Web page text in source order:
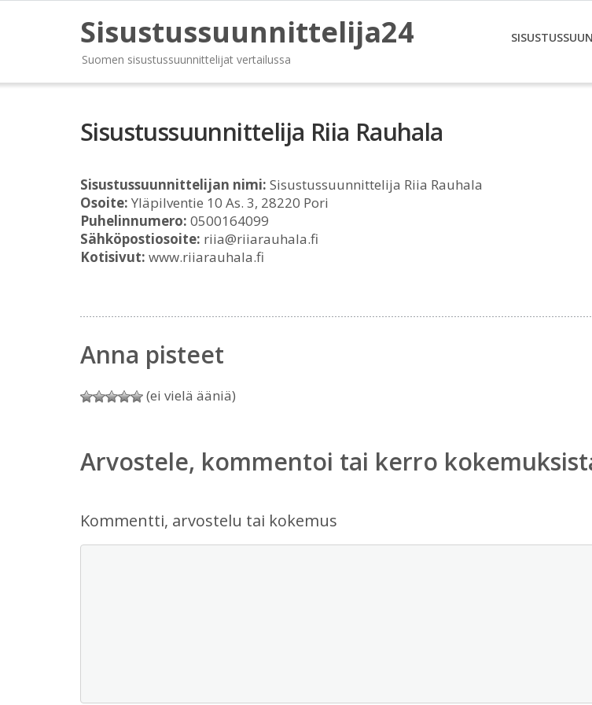
Sisustussuunnittelija24
Suomen sisustussuunnittelijat vertailussa
Sisustussuunnittelija Riia Rauhala
Sisustussuunnittelijan nimi: Sisustussuunnittelija Riia Rauhala
Osoite: Yläpilventie 10 As. 3, 28220 Pori
Puhelinnumero: 0500164099
Sähköpostiosoite: riia@riiarauhala.fi
Kotisivut: www.riiarauhala.fi
Anna pisteet
(ei vielä ääniä)
Arvostele, kommentoi tai kerro
Kommentti, arvostelu tai kokemus